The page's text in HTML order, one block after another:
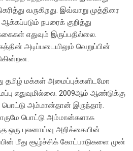
வருகிறது. இவ்வாறு முத்திரை
நபரைக் குறித்து
எதுவும் இருப்பதில்லை.
அடிப்படையிலும் வெறுப்பின்
தமிழ் மக்கள் அமைப்புக்களிடமோ
எதுவுமில்லை. 2009ஆம் ஆண்டுக்கு
பொட்டு அம்மான்தான் இருந்தார்.
பொட்டு அம்மான்களாக
ஒரு புலனாய்வு அறிக்கையின்
மீது சூழ்ச்சிக் கோட்பாடுகளை முன்